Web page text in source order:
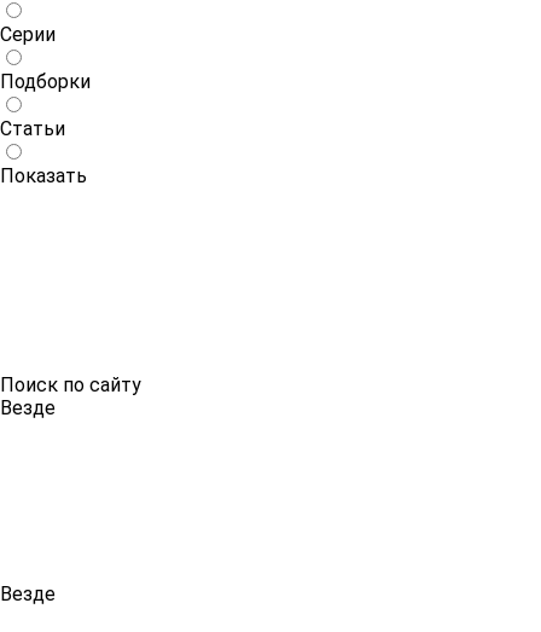
Серии
Подборки
Статьи
Показать
Поиск по сайту
Везде
Везде